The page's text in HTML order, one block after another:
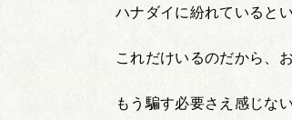
ハナダイに紛れていると
これだけいるのだから、
もう騙す必要さえ感じな